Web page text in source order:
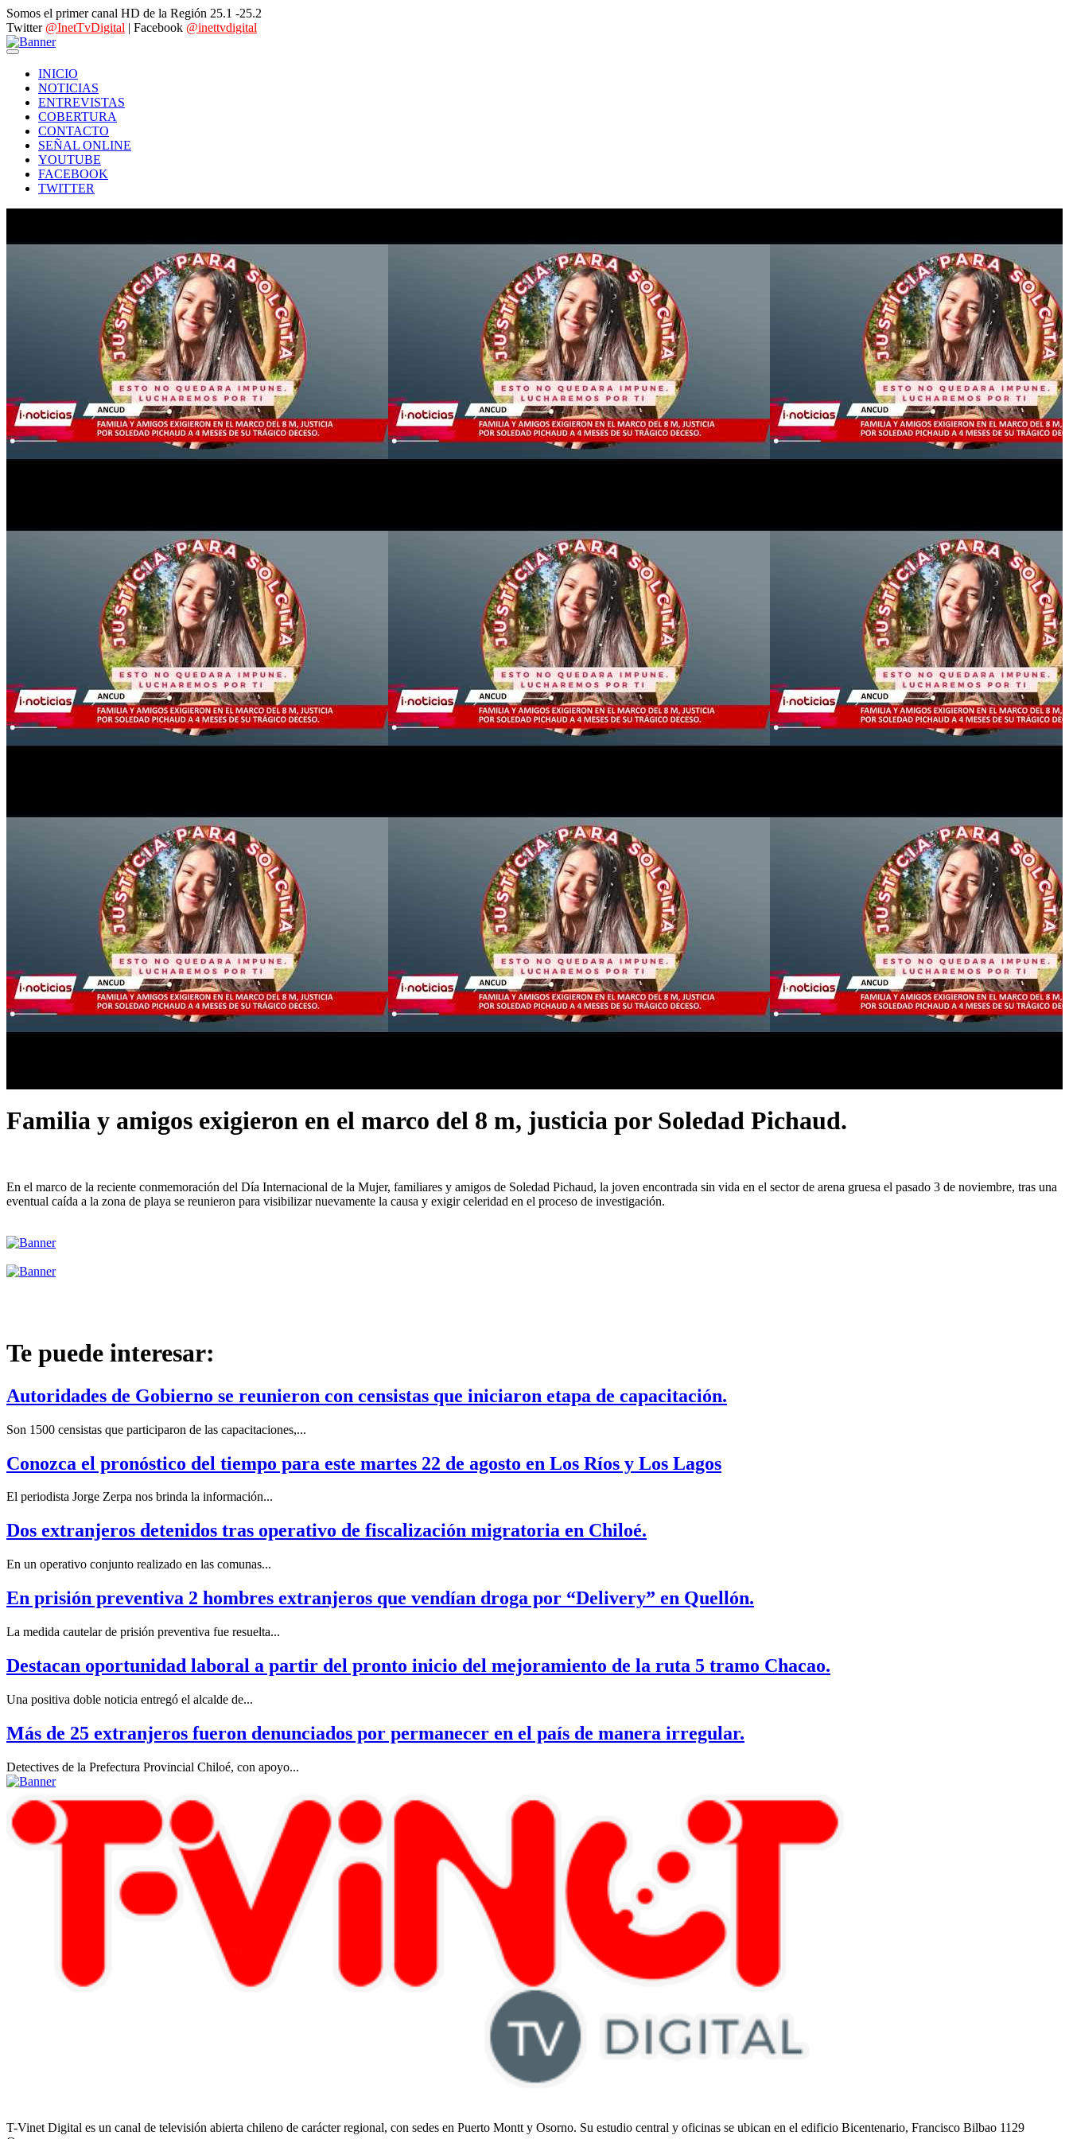
Somos el primer canal HD de la Región 25.1 -25.2
Twitter @InetTvDigital | Facebook @inettvdigital
INICIO
NOTICIAS
ENTREVISTAS
COBERTURA
CONTACTO
SEÑAL ONLINE
YOUTUBE
FACEBOOK
TWITTER
Familia y amigos exigieron en el marco del 8 m, justicia por Soledad Pichaud.
En el marco de la reciente conmemoración del Día Internacional de la Mujer, familiares y amigos de Soledad Pichaud, la joven encontrada sin vida en el sector de arena gruesa el pasado 3 de noviembre, tras una
eventual caída a la zona de playa se reunieron para visibilizar nuevamente la causa y exigir celeridad en el proceso de investigación.
Te puede interesar:
Autoridades de Gobierno se reunieron con censistas que iniciaron etapa de capacitación.
Son 1500 censistas que participaron de las capacitaciones,...
Conozca el pronóstico del tiempo para este martes 22 de agosto en Los Ríos y Los Lagos
El periodista Jorge Zerpa nos brinda la información...
Dos extranjeros detenidos tras operativo de fiscalización migratoria en Chiloé.
En un operativo conjunto realizado en las comunas...
En prisión preventiva 2 hombres extranjeros que vendían droga por “Delivery” en Quellón.
La medida cautelar de prisión preventiva fue resuelta...
Destacan oportunidad laboral a partir del pronto inicio del mejoramiento de la ruta 5 tramo Chacao.
Una positiva doble noticia entregó el alcalde de...
Más de 25 extranjeros fueron denunciados por permanecer en el país de manera irregular.
Detectives de la Prefectura Provincial Chiloé, con apoyo...
T-Vinet Digital es un canal de televisión abierta chileno de carácter regional, con sedes en Puerto Montt y Osorno. Su estudio central y oficinas se ubican en el edificio Bicentenario, Francisco Bilbao 1129